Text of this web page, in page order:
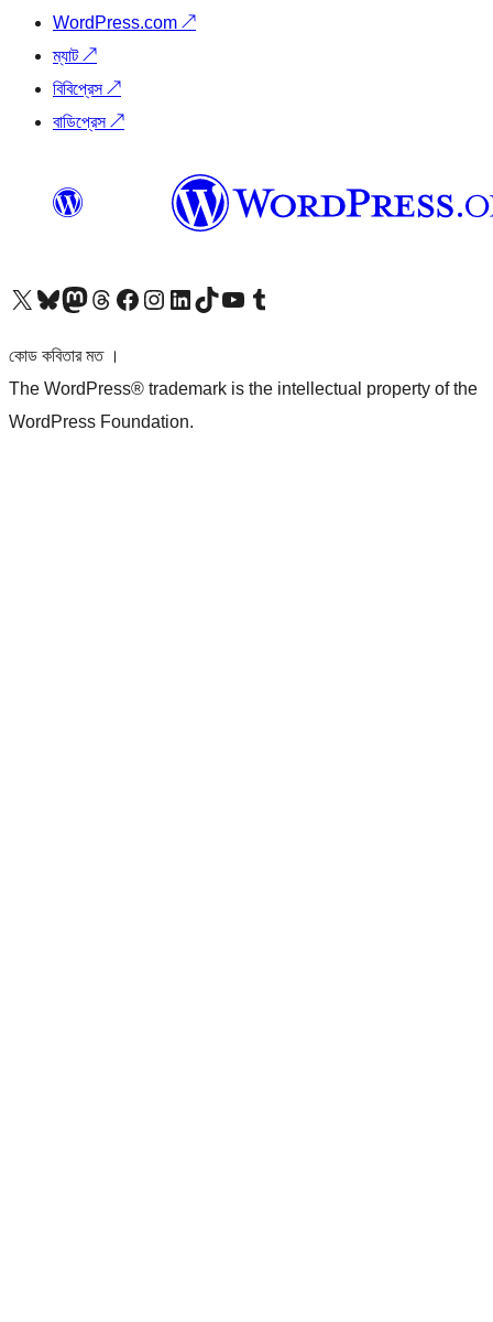
WordPress.com ↗
ম্যাট↗
বিবিপ্রেস↗
বাডিপ্রেস↗
আমাদের X (আগের টুইটার) অ্যাকাউন্টে যানআমাদের Bluesky অ্যাকাউন্টটি দেখুনআমাদের মাস্টোডন অ্যাকাউন্টটি দেখুনআমাদের থ্রেডস অ্যাকাউন্টটি দেখুনআমাদের ফেসবুক পেজ দেখুনআমাদের ইন্সটাগ্রাম অ্যাকাউন্ট দেখুনআমাদের লিঙ্কডইন অ্যাকাউন্টে যানআমাদের TikTok অ্যাকাউন্টটি দেখুনআমাদের ইউটিউব চ্যানেলে যান আমাদের টাম্বলার অ্যাকাউন্ট দেখুন
কোড কবিতার মত ।
The WordPress® trademark is the intellectual property of the
WordPress Foundation.